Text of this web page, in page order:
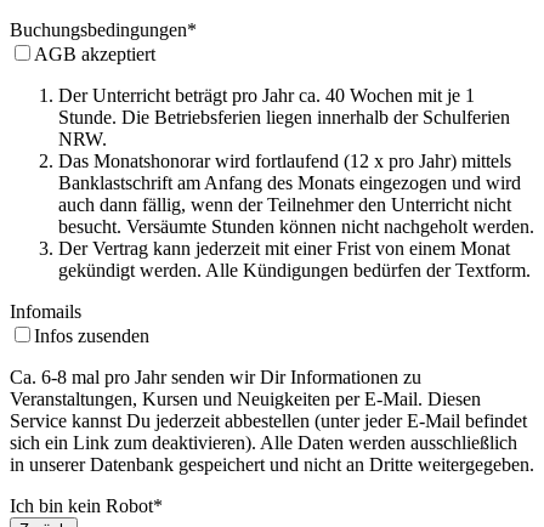
Buchungsbedingungen*
AGB akzeptiert
Der Unterricht beträgt pro Jahr ca. 40 Wochen mit je 1
Stunde. Die Betriebsferien liegen innerhalb der Schulferien
NRW.
Das Monatshonorar wird fortlaufend (12 x pro Jahr) mittels
Banklastschrift am Anfang des Monats eingezogen und wird
auch dann fällig, wenn der Teilnehmer den Unterricht nicht
besucht. Versäumte Stunden können nicht nachgeholt werden.
Der Vertrag kann jederzeit mit einer Frist von einem Monat
gekündigt werden. Alle Kündigungen bedürfen der Textform.
Infomails
Infos zusenden
Ca. 6-8 mal pro Jahr senden wir Dir Informationen zu
Veranstaltungen, Kursen und Neuigkeiten per E-Mail. Diesen
Service kannst Du jederzeit abbestellen (unter jeder E-Mail befindet
sich ein Link zum deaktivieren). Alle Daten werden ausschließlich
in unserer Datenbank gespeichert und nicht an Dritte weitergegeben.
Ich bin kein Robot*